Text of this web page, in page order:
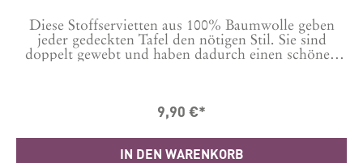
Diese Stoffservietten aus 100% Baumwolle geben
jeder gedeckten Tafel den nötigen Stil. Sie sind
doppelt gewebt und haben dadurch einen schönen
9,90 €*
IN DEN WARENKORB